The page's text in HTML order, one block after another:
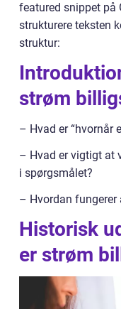
featured snippet på
strukturere teksten
struktur:
strøm
– Hvad er “hvornår
– Hvad er vigtigt at
i spørgsmålet?
– Hvordan fungerer
Historisk
er strøm